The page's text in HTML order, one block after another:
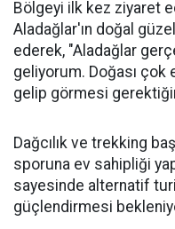
Bölgeyi ilk kez ziyaret
Aladağlar'ın doğal
ederek, "Aladağlar
geliyorum. Doğası
gelip görmesi
Dağcılık ve trekking
sporuna ev sahipliği
sayesinde alternatif
güçlendirmesi